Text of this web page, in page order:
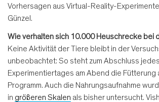
Vorhersagen aus Virtual-Reality-
Günzel.
Wie verhalten sich 10.000 Heuschrecke bei
Keine Aktivität der Tiere bleibt in der
unbeobachtet: So steht zum Abschluss jedes
Experimentiertages am Abend die Fütterung
Programm. Auch die Nahrungsaufnahme
in größeren Skalen als bisher untersucht.